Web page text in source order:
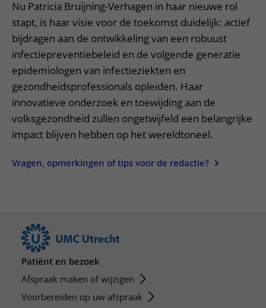
Nu Patricia Bruijning-Verhagen in haar nieuwe rol
stapt, is haar visie voor de toekomst duidelijk: actief
bijdragen aan de ontwikkeling van een robuust
infectiepreventiebeleid en de volgende generatie
epidemiologen van infectieziekten en
gezondheidsprofessionals opleiden. Haar
innovatieve onderzoek en toewijding aan de
volksgezondheid zullen ongetwijfeld een belangrijke
impact blijven hebben op het wereldtoneel.
Vragen, opmerkingen of tips voor de redactie?
Patiënt en bezoek
Afspraak maken of wijzigen
Voorbereiden op uw afspraak